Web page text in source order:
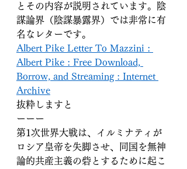
とその内容が説明されています。陰
謀論界（陰謀暴露界）では非常に有
名なレターです。
Albert Pike Letter To Mazzini :
Albert Pike : Free Download,
Borrow, and Streaming : Internet
Archive
抜粋しますと
ーーー
第1次世界大戦は、イルミナティが
ロシア皇帝を失脚させ、同国を無神
論的共産主義の砦とするために起こ